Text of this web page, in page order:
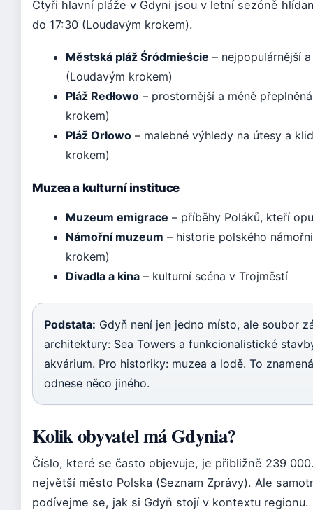
Čtyři hlavní pláže v Gdyni jsou v letní sezóně
do 17:30 (Loudavým krokem).
Městská pláž Śródmieście – nejpopulárnější
(Loudavým krokem)
Pláž Redłowo – prostornější a méně
krokem)
Pláž Orłowo – malebné výhledy na útesy a
krokem)
Muzea a kulturní instituce
Muzeum emigrace – příběhy Poláků, kteří
Námořní muzeum – historie polského
krokem)
Divadla a kina – kulturní scéna v Trojměstí
Podstata: Gdyň není jen jedno místo, ale soubor
architektury: Sea Towers a funkcionalistické
akvárium. Pro historiky: muzea a lodě. To
odnese něco jiného.
Kolik obyvatel má Gdynia?
Číslo, které se často objevuje, je přibližně 239
největší město Polska (Seznam Zprávy). Ale
podívejme se, jak si Gdyň stojí v kontextu regionu.